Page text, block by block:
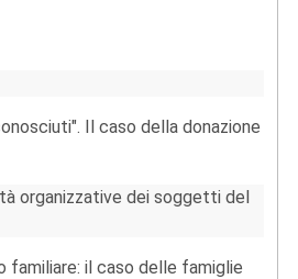
Il caso della donazione
organizzative dei soggetti del
familiare: il caso delle famiglie